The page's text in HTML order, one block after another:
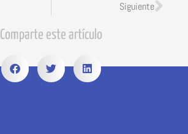
Siguiente
Comparte este artículo